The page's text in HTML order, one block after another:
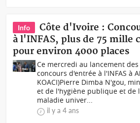
Info
Côte d'Ivoire :
à l'INFAS, plus de 75 mille
pour environ 4000 places
Ce mercredi au lancement
concours d'entrée à l'INFAS à
KOACI) Pierre Dimba N'gou,
et de l'hygiène publique et de
maladie univer...
il y a 4 ans